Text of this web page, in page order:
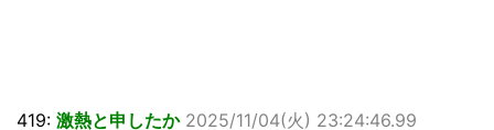
419: 激熱と申したか 2025/11/04(火) 23:24:46.99